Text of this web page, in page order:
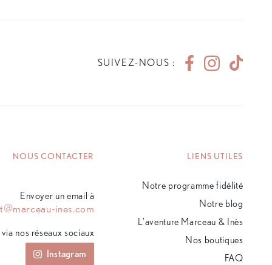
SUIVEZ-NOUS :
NOUS CONTACTER
Envoyer un email à
ines.com
nos réseaux sociaux
Instagram
LIENS UTILES
Notre programme fidélité
Notre blog
L’aventure Marceau & Inès
Nos boutiques
FAQ